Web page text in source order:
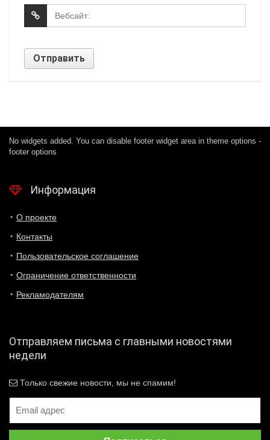
No widgets added. You can disable footer widget area in theme options -
footer options
Информация
О проекте
Контакты
Пользовательское соглашение
Ограничение ответственности
Рекламодателям
Отправляем письма с главными новостями
недели
Только свежие новости, мы не спамим!